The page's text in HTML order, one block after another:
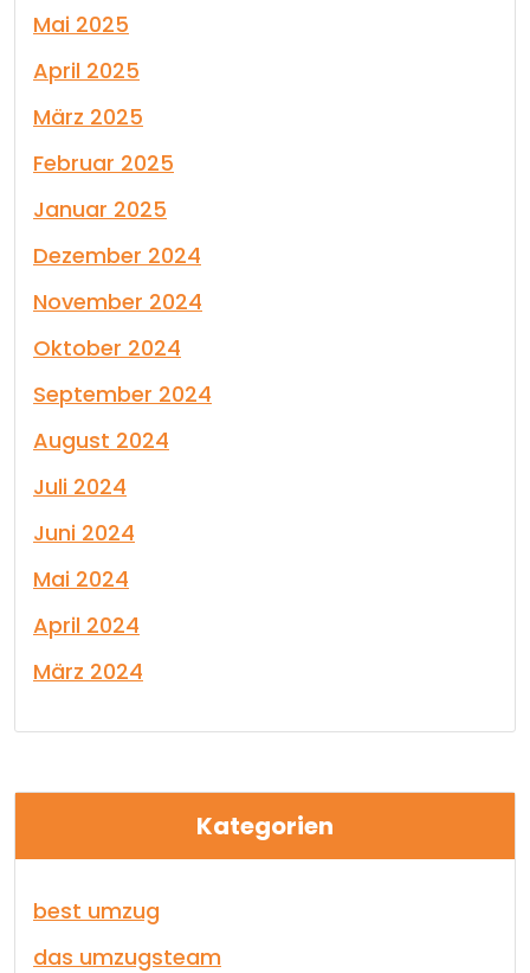
Mai 2025
April 2025
März 2025
Februar 2025
Januar 2025
Dezember 2024
November 2024
Oktober 2024
September 2024
August 2024
Juli 2024
Juni 2024
Mai 2024
April 2024
März 2024
Kategorien
best umzug
das umzugsteam